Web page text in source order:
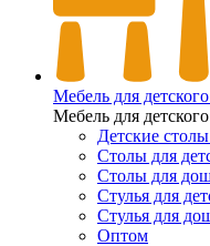
Мебель для детского
Мебель для детского
Детские
Столы для
Столы для
Стулья для
Стулья для
Оптом